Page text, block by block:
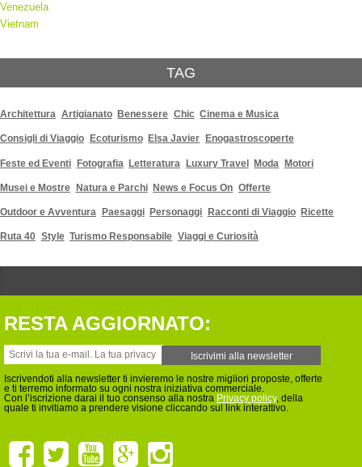
Venezuela
Vietnam
TAG
Architettura Artigianato Benessere Chic Cinema e Musica
Consigli di Viaggio Ecoturismo Elsa Javier Enogastroscoperte
Feste ed Eventi Fotografia Letteratura Luxury Travel Moda Motori
Musei e Mostre Natura e Parchi News e Focus On Offerte
Outdoor e Avventura Paesaggi Personaggi Racconti di Viaggio Ricette
Ruta 40 Style Turismo Responsabile Viaggi e Curiosità
RESTA AGGIORNATO:
Iscrivendoti alla newsletter ti invieremo le nostre migliori proposte, offerte
e ti terremo informato su ogni nostra iniziativa commerciale.
Con l’iscrizione darai il tuo consenso alla nostra Privacy policy, della
quale ti invitiamo a prendere visione cliccando sul link interattivo.